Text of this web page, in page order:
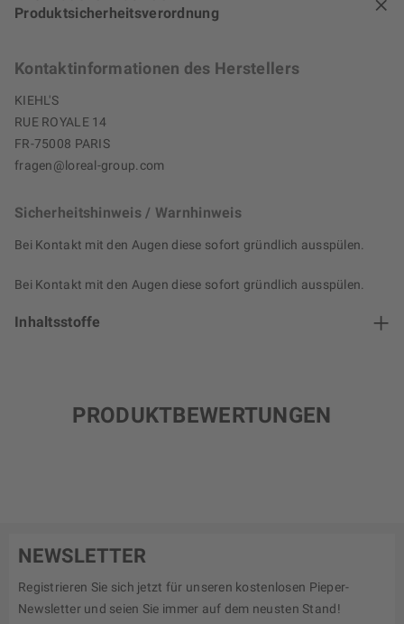
Produktsicherheitsverordnung
Kontaktinformationen des Herstellers
KIEHL'S
RUE ROYALE 14
FR-75008 PARIS
fragen@loreal-group.com
Sicherheitshinweis / Warnhinweis
Bei Kontakt mit den Augen diese sofort gründlich ausspülen.
Bei Kontakt mit den Augen diese sofort gründlich ausspülen.
Inhaltsstoffe
PRODUKTBEWERTUNGEN
NEWSLETTER
Registrieren Sie sich jetzt für unseren kostenlosen Pieper-
Newsletter und seien Sie immer auf dem neusten Stand!